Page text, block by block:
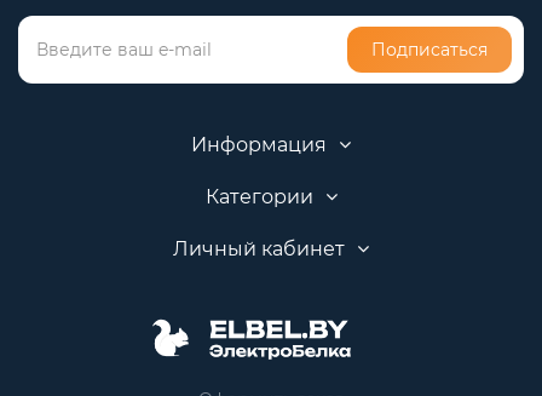
Подписаться
Информация
Категории
Личный кабинет